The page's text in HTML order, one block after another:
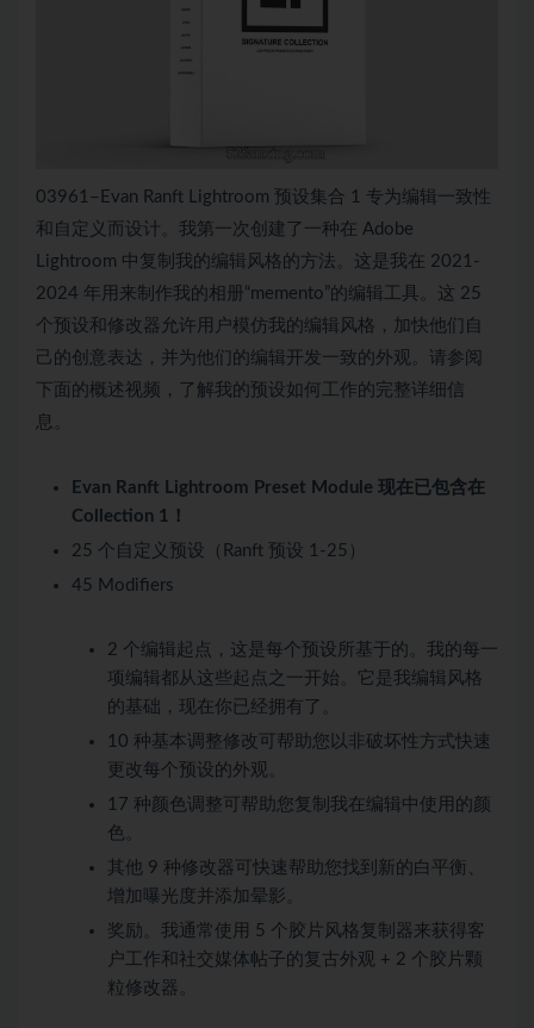
03961–Evan Ranft Lightroom 预设集合 1 专为编辑一致性
和自定义而设计。我第一次创建了一种在 Adob​​e
Lightroom 中复制我的编辑风格的方法。这是我在 2021-
2024 年用来制作我的相册“memento”的编辑工具。这 25
个预设和修改器允许用户模仿我的编辑风格，加快他们自
己的创意表达，并为他们的编辑开发一致的外观。请参阅
下面的概述视频，了解我的预设如何工作的完整详细信
息。
Evan Ranft Lightroom Preset Module 现在已包含在
Collection 1！
25 个自定义预设（Ranft 预设 1-25）
45 Modifiers
2 个编辑起点，这是每个预设所基于的。我的每一
项编辑都从这些起点之一开始。它是我编辑风格
的基础，现在你已经拥有了。
10 种基本调整修改可帮助您以非破坏性方式快速
更改每个预设的外观。
17 种颜色调整可帮助您复制我在编辑中使用的颜
色。
其他 9 种修改器可快速帮助您找到新的白平衡、
增加曝光度并添加晕影。
奖励。我通常使用 5 个胶片风格复制器来获得客
户工作和社交媒体帖子的复古外观 + 2 个胶片颗
粒修改器。